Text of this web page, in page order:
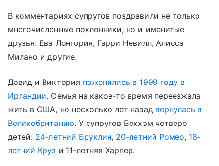
В комментариях супругов поздравили не только
многочисленные поклонники, но и именитые
друзья: Ева Лонгория, Гарри Невилл, Алисса
Милано и другие.
Дэвид и Виктория поженились в 1999 году в
Ирландии. Семья на какое-то время переезжала
жить в США, но несколько лет назад вернулась в
Великобританию. У супругов Бекхэм четверо
детей: 24-летний Бруклин, 20-летний Ромео, 18-
летний Круз и 11-летняя Харпер.